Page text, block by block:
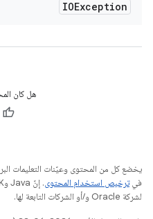
IOException
هل كان
يخضع كل من المحتوى وعيّنات التعليمات
فيترخيص استخدام المحتوى
لشركة Oracle و/أو الشركات التابعة لها.